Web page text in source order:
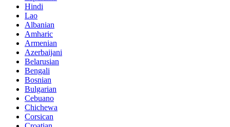
Hindi
Lao
Albanian
Amharic
Armenian
Azerbaijani
Belarusian
Bengali
Bosnian
Bulgarian
Cebuano
Chichewa
Corsican